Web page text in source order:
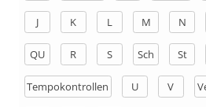
J K L M N
QU R S Sch St
Tempokontrollen U V